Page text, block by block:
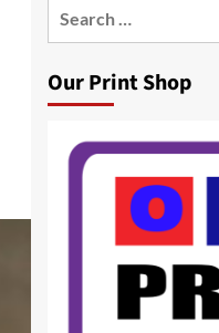
Our Print Shop